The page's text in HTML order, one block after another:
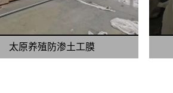
太原养殖防渗土工膜